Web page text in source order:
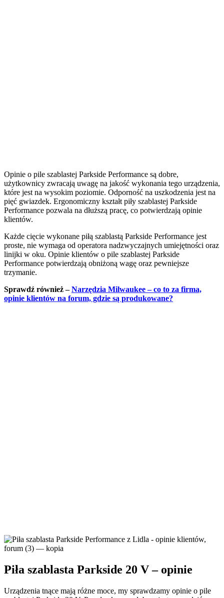
Opinie o pile szablastej Parkside Performance są dobre,
użytkownicy zwracają uwagę na jakość wykonania tego urządzenia,
które jest na wysokim poziomie. Odporność na uszkodzenia jest na
pięć gwiazdek. Ergonomiczny kształt piły szablastej Parkside
Performance pozwala na dłuższą pracę, co potwierdzają opinie
klientów.
Każde cięcie wykonane piłą szablastą Parkside Performance jest
proste, nie wymaga od operatora nadzwyczajnych umiejętności oraz
linijki w oku. Opinie klientów o pile szablastej Parkside
Performance potwierdzają obniżoną wagę oraz pewniejsze
trzymanie.
Sprawdź również –Narzędzia Milwaukee – co to za firma,
opinie klientów na forum, gdzie są produkowane?
Piła szablasta Parkside 20 V – opinie
Urządzenia tnące mają różne moce, my sprawdzamy opinie o pile